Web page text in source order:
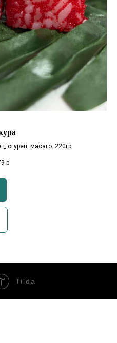
огурец, масаго. 220гр
р.
Tilda